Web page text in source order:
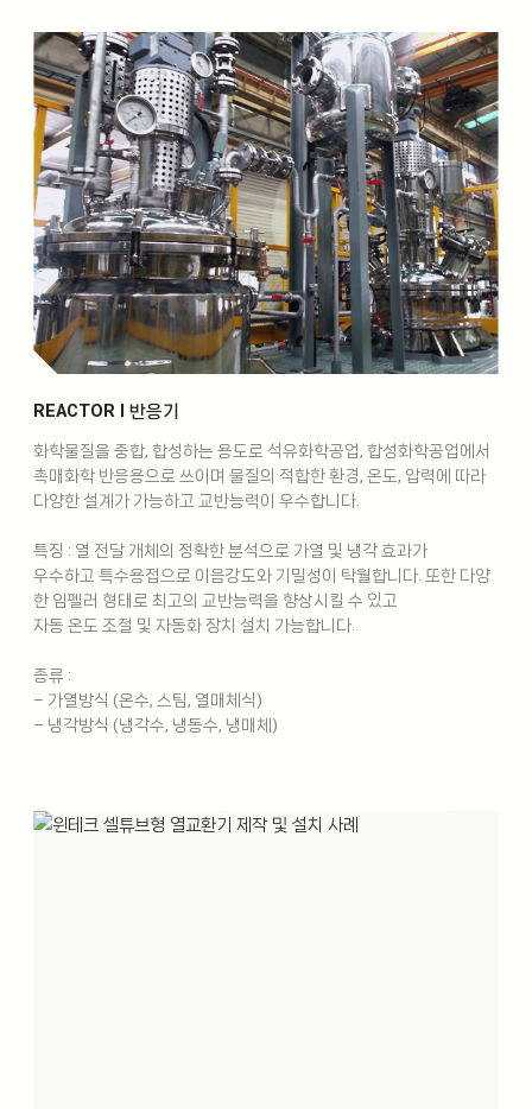
REACTOR l 반응기
화학물질을 중합, 합성하는 용도로 석유화학공업, 합성화학공업에서
촉매화학 반응용으로 쓰이며 물질의 적합한 환경, 온도, 압력에 따라
다양한 설계가 가능하고 교반능력이 우수합니다.
특징 : 열 전달 개체의 정확한 분석으로 가열 및 냉각 효과가
우수하고 특수용접으로 이음강도와 기밀성이 탁월합니다. 또한 다양
한 임펠러 형태로 최고의 교반능력을 향상시킬 수 있고
자동 온도 조절 및 자동화 장치 설치 가능합니다.
종류 :
– 가열방식 (온수, 스팀, 열매체식)
– 냉각방식 (냉각수, 냉동수, 냉매체)